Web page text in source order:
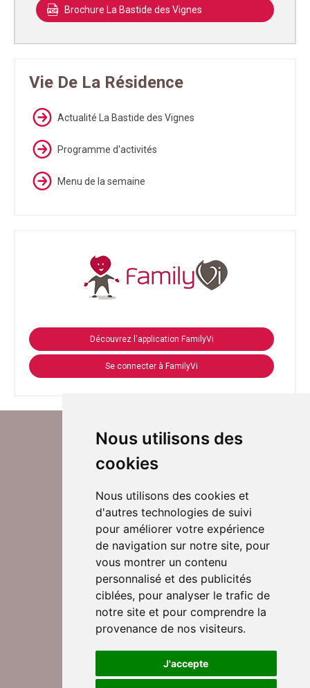
Nous utilisons des
cookies
Nous utilisons des cookies et
d'autres technologies de suivi
pour améliorer votre expérience
de navigation sur notre site, pour
vous montrer un contenu
personnalisé et des publicités
ciblées, pour analyser le trafic de
notre site et pour comprendre la
provenance de nos visiteurs.
J'accepte
Brochure La Bastide des Vignes
Vie De La Résidence
Actualité La Bastide des Vignes
Programme d'activités
Menu de la semaine
Découvrez l'application FamilyVi
Se connecter à FamilyVi
Suivez-nous sur Twitter
Rejoignez nos équipes
Nous contacter